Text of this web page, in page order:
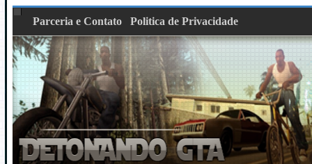
Parceria e Contato Politica de Privacidade